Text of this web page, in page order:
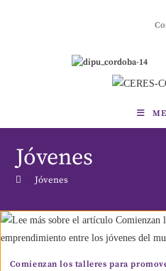
Jóvenes
Jóvenes
Comienzan los talleres para